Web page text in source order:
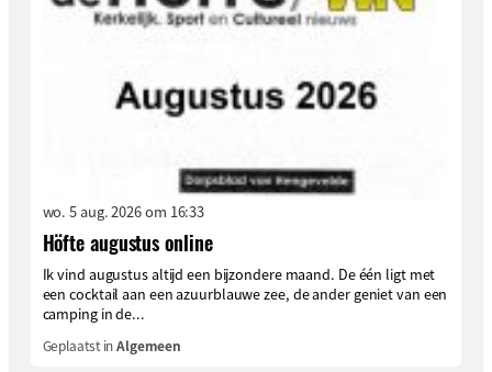
wo. 5 aug. 2026 om 16:33
Höfte augustus online
Ik vind augustus altijd een bijzondere maand. De één ligt met
een cocktail aan een azuurblauwe zee, de ander geniet van een
camping in de...
Geplaatst inAlgemeen